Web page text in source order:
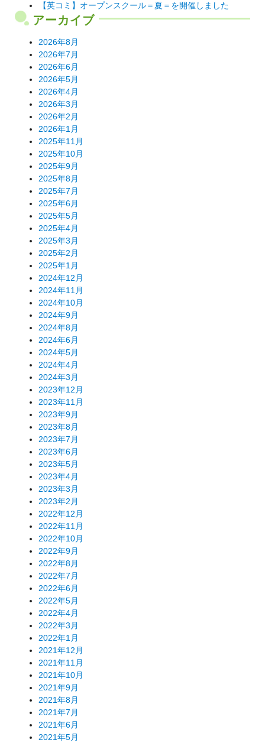
【英コミ】オープンスクール＝夏＝を開催しました
アーカイブ
2026年8月
2026年7月
2026年6月
2026年5月
2026年4月
2026年3月
2026年2月
2026年1月
2025年11月
2025年10月
2025年9月
2025年8月
2025年7月
2025年6月
2025年5月
2025年4月
2025年3月
2025年2月
2025年1月
2024年12月
2024年11月
2024年10月
2024年9月
2024年8月
2024年6月
2024年5月
2024年4月
2024年3月
2023年12月
2023年11月
2023年9月
2023年8月
2023年7月
2023年6月
2023年5月
2023年4月
2023年3月
2023年2月
2022年12月
2022年11月
2022年10月
2022年9月
2022年8月
2022年7月
2022年6月
2022年5月
2022年4月
2022年3月
2022年1月
2021年12月
2021年11月
2021年10月
2021年9月
2021年8月
2021年7月
2021年6月
2021年5月